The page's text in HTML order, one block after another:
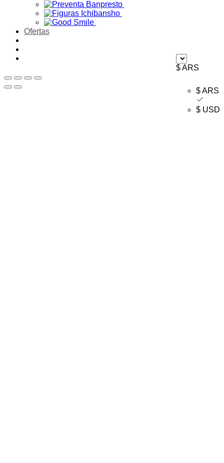
Ofertas
$ ARS
$ ARS
$ USD